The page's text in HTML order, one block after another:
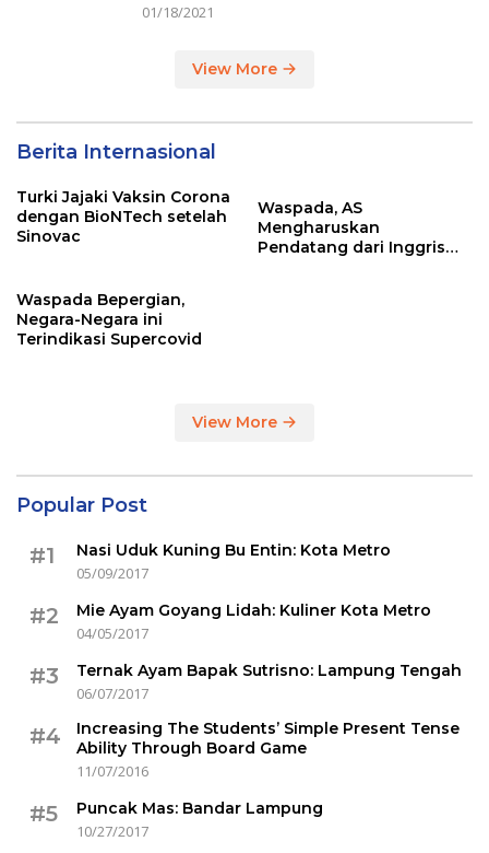
01/18/2021
View More
Berita Internasional
Turki Jajaki Vaksin Corona
dengan BioNTech setelah
Sinovac
Waspada, AS
Mengharuskan
Pendatang dari Inggris
Waspada Bepergian,
Negara-Negara ini
Terindikasi Supercovid
View More
Popular Post
#1
Nasi Uduk Kuning Bu Entin: Kota Metro
05/09/2017
#2
Mie Ayam Goyang Lidah: Kuliner Kota Metro
04/05/2017
#3
Ternak Ayam Bapak Sutrisno: Lampung Tengah
06/07/2017
#4
Increasing The Students’ Simple Present Tense
Ability Through Board Game
11/07/2016
#5
Puncak Mas: Bandar Lampung
10/27/2017